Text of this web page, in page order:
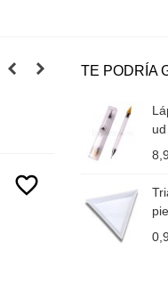
favorite_border
TE PODRÍA
ud